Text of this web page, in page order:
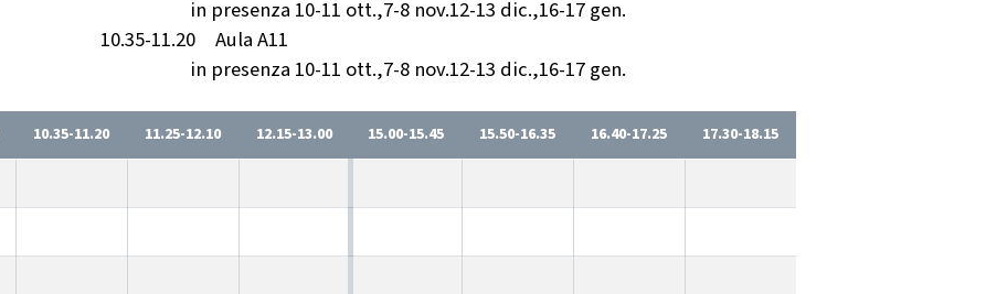
in presenza 10-11 ott.,7-8 nov.12-13 dic.,16-17 gen.
10.35-11.20
Aula A11
in presenza 10-11 ott.,7-8 nov.12-13 dic.,16-17 gen.
10.35-11.20 11.25-12.10 12.15-13.00 15.00-15.45 15.50-16.35 16.40-17.25 17.30-18.15